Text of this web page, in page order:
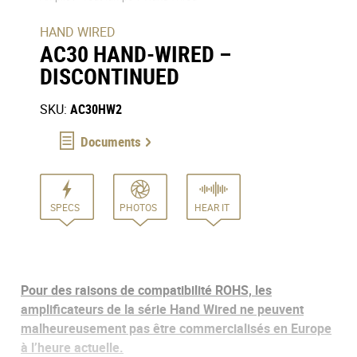
HAND WIRED
AC30 HAND-WIRED –
DISCONTINUED
SKU: AC30HW2
Documents
SPECS PHOTOS HEAR IT
Pour des raisons de compatibilité ROHS, les
amplificateurs de la série Hand Wired ne peuvent
malheureusement pas être commercialisés en Europe
à l’heure actuelle.